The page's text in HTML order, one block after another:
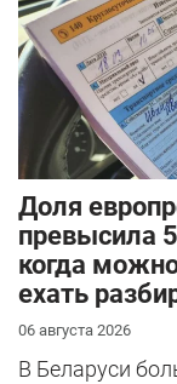
Доля
превысила
когда
ехать
06 августа 2026
В Беларуси